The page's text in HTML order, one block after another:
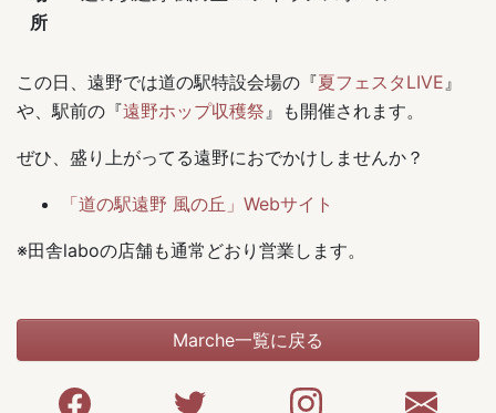
所
この日、遠野では道の駅特設会場の『夏フェスタLIVE』
や、駅前の『遠野ホップ収穫祭』も開催されます。
ぜひ、盛り上がってる遠野におでかけしませんか？
「道の駅遠野 風の丘」Webサイト
※田舎laboの店舗も通常どおり営業します。
Marche一覧に戻る